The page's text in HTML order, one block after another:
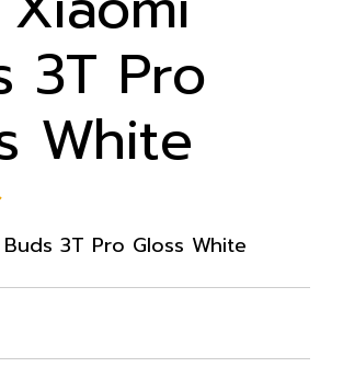
3T Pro
White
3T Pro Gloss White